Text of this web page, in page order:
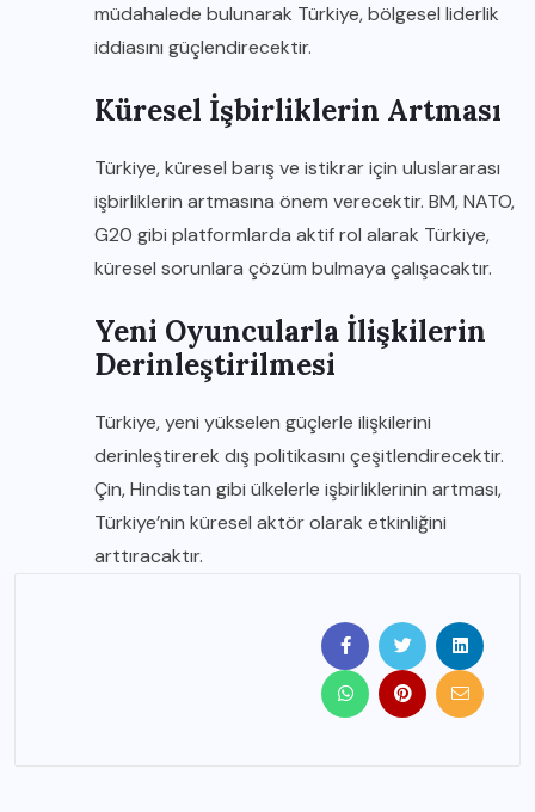
müdahalede bulunarak Türkiye, bölgesel liderlik
iddiasını güçlendirecektir.
Küresel İşbirliklerin Artması
Türkiye, küresel barış ve istikrar için uluslararası
işbirliklerin artmasına önem verecektir. BM, NATO,
G20 gibi platformlarda aktif rol alarak Türkiye,
küresel sorunlara çözüm bulmaya çalışacaktır.
Yeni Oyuncularla İlişkilerin
Derinleştirilmesi
Türkiye, yeni yükselen güçlerle ilişkilerini
derinleştirerek dış politikasını çeşitlendirecektir.
Çin, Hindistan gibi ülkelerle işbirliklerinin artması,
Türkiye’nin küresel aktör olarak etkinliğini
arttıracaktır.